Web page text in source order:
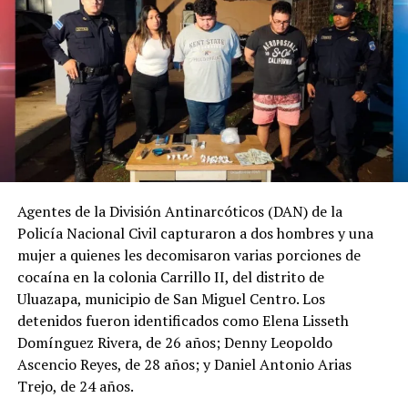
Agentes de la División Antinarcóticos (DAN) de la
Policía Nacional Civil capturaron a dos hombres y una
mujer a quienes les decomisaron varias porciones de
cocaína en la colonia Carrillo II, del distrito de
Uluazapa, municipio de San Miguel Centro. Los
detenidos fueron identificados como Elena Lisseth
Domínguez Rivera, de 26 años; Denny Leopoldo
Ascencio Reyes, de 28 años; y Daniel Antonio Arias
Trejo, de 24 años.